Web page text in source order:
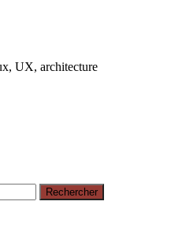
UX, architecture